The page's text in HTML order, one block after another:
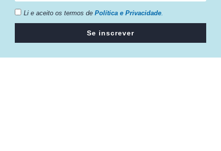
Li e aceito os termos de Política e Privacidade.
Se inscrever